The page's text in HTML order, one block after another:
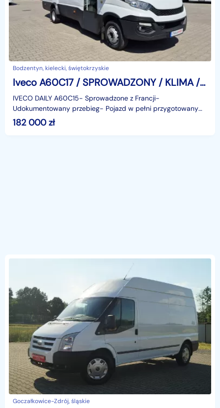
Bodzentyn, kielecki, świętokrzyskie
Iveco A60C17 / SPROWADZONY / KLIMA / EURO 6
IVECO DAILY A60C15- Sprowadzone z Francji-
Udokumentowany przebieg- Pojazd w pełni przygotowany
do rejestracji- Alkomat- Klimatyzacja- Webasto- Elektryczne
182 000zł
Goczałkowice-Zdrój, śląskie